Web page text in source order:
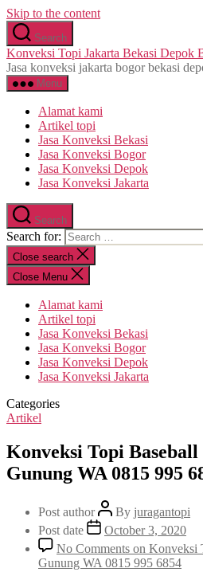
Skip to the content
Search
Konveksi Topi Jakarta Bekasi Depok
Jasa konveksi jakarta bogor bekasi
Menu
Alamat kami
Artikel topi
Jasa Konveksi Bekasi
Jasa Konveksi Bogor
Jasa Konveksi Depok
Jasa Konveksi Jakarta
Search
Search for:
Close search
Close Menu
Alamat kami
Artikel topi
Jasa Konveksi Bekasi
Jasa Konveksi Bogor
Jasa Konveksi Depok
Jasa Konveksi Jakarta
Categories
Artikel
Konveksi Topi
Gunung WA 0815 995
Post author By juragantopi
Post date
October 3, 2020
No Comments on Konveksi
Gunung WA 0815 995 6854